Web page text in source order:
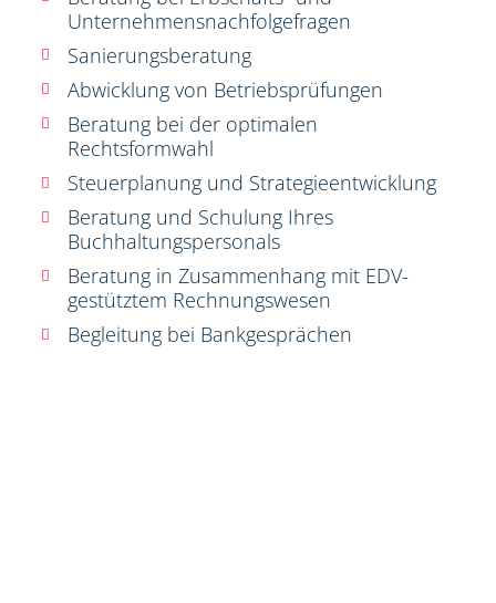
Unternehmensnachfolgefragen
Sanierungsberatung
Abwicklung von Betriebsprüfungen
Beratung bei der optimalen
Rechtsformwahl
Steuerplanung und Strategieentwicklung
Beratung und Schulung Ihres
Buchhaltungspersonals
Beratung in Zusammenhang mit EDV-
gestütztem Rechnungswesen
Begleitung bei Bankgesprächen